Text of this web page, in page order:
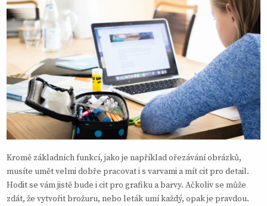
Kromě základních funkcí, jako je například ořezávání obrázků,
musíte umět velmi dobře pracovat i s varvami a mít cit pro detail.
Hodit se vám jistě bude i cit pro grafiku a barvy. Ačkoliv se může
zdát, že vytvořit brožuru, nebo leták umí každý, opak je pravdou.